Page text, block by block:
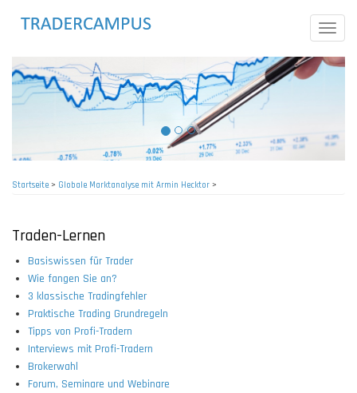
Toggle
Startseite> Globale Marktanalyse mit Armin Hecktor >
Traden-Lernen
Basiswissen für Trader
Wie fangen Sie an?
3 klassische Tradingfehler
Praktische Trading Grundregeln
Tipps von Profi-Tradern
Interviews mit Profi-Tradern
Brokerwahl
Forum, Seminare und Webinare